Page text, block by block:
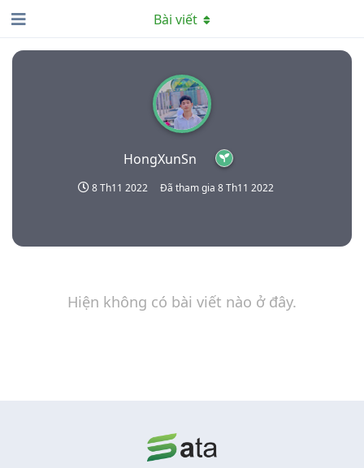
HongXunSn
8 Th11 2022 Đã tham gia 8 Th11 2022
Bài viết
Hiện không có bài viết nào ở đây.